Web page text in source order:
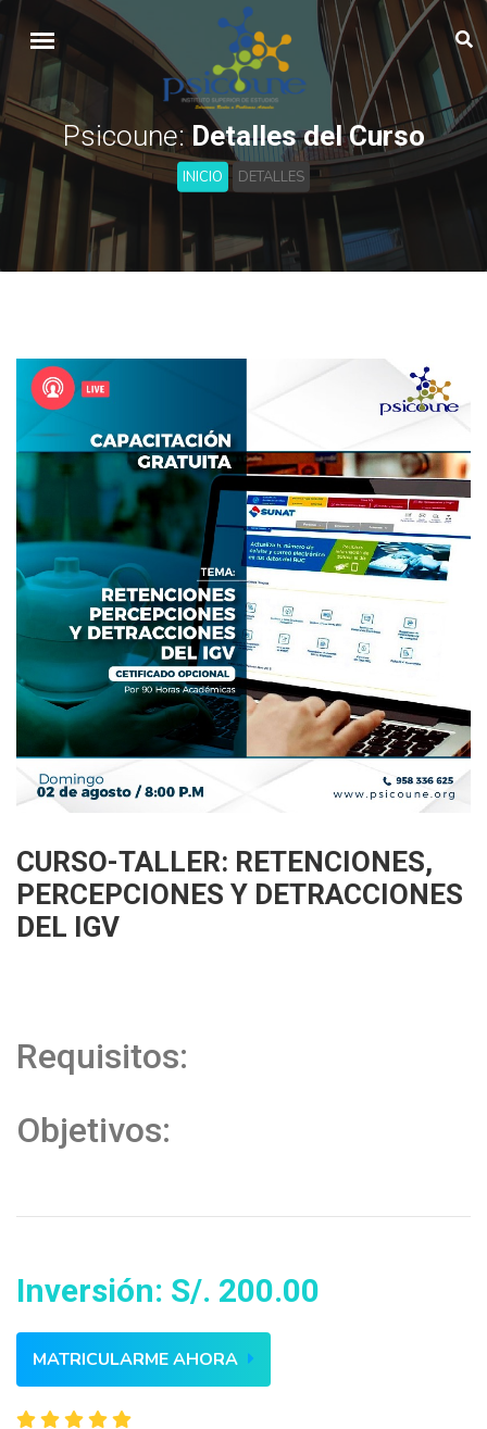
Psicoune:Detalles del Curso
INICIO DETALLES
CURSO-TALLER: RETENCIONES,
PERCEPCIONES Y DETRACCIONES
DEL IGV
Requisitos:
Objetivos:
Inversión: S/. 200.00
MATRICULARME AHORA